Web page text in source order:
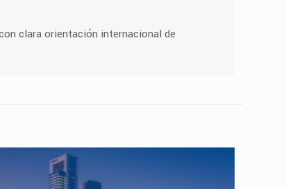
clara orientación internacional de